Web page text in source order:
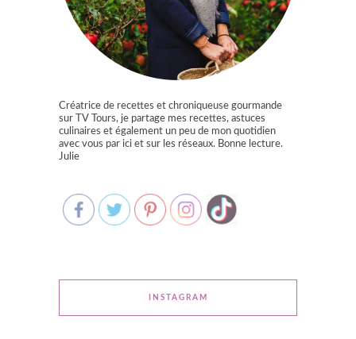
Créatrice de recettes et chroniqueuse gourmande
sur TV Tours, je partage mes recettes, astuces
culinaires et également un peu de mon quotidien
avec vous par ici et sur les réseaux. Bonne lecture.
Julie
INSTAGRAM